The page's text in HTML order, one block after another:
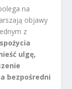
na
objawy
z
ulgę,
bezpośredni